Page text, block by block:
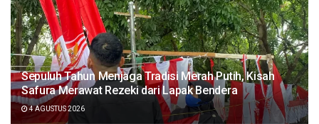
Sepuluh Tahun Menjaga Tradisi Merah Putih, Kisah
Safura Merawat Rezeki dari Lapak Bendera
4 AGUSTUS 2026